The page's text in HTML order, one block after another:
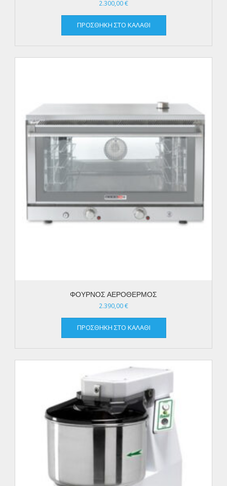
2.300,00€
ΠΡΟΣΘΉΚΗ ΣΤΟ ΚΑΛΆΘΙ
ΦΟΥΡΝΟΣ ΑΕΡΟΘΕΡΜΟΣ
2.390,00€
ΠΡΟΣΘΉΚΗ ΣΤΟ ΚΑΛΆΘΙ